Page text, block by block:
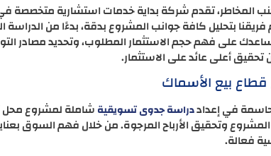
المخاطر، تقدم شركة بداية خدمات استشارية متخصصة
بتحليل كافة جوانب المشروع بدقة، بدءًا من الدراسة
على فهم حجم الاستثمار المطلوب، وتحديد مصادر
أعلى عائد على الاستثمار.
بيع الأسماك
في إعداددراسة جدوى تسويقيةشاملة لمشروع
وتحقيق الأرباح المرجوة. من خلال فهم السوق
فعالة.